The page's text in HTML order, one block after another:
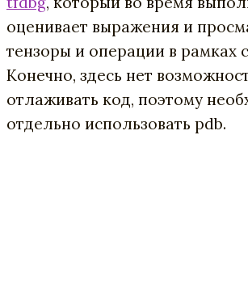
оценивает выражения и
тензоры и операции в рамках
Конечно, здесь нет
отлаживать код, поэтому
отдельно использовать pdb.